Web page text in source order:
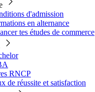
d'admission
en alternance
tes études de commerce
RNCP
de réussite et satisfaction